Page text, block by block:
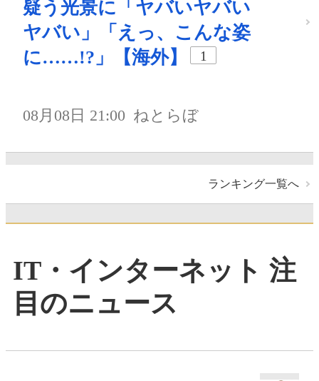
疑う光景に「ヤバいヤバい
ヤバい」「えっ、こんな姿
に……!?」【海外】
1
08月08日 21:00 ねとらぼ
ランキング一覧へ
IT・インターネット 注
目のニュース